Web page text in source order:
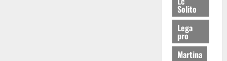
Solito
Lega
pro
Martina